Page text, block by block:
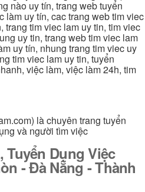
nào uy tín, trang web tuyển
làm uy tín, cac trang web tim viec
trang tim viec lam uy tin, tim viec
uy tin, trang web tim viec lam
uy tín, nhung trang tim viec uy
tim viec lam uy tin, tuyển
việc làm, việc làm 24h, tim
là chuyên trang tuyển
và người tìm việc
Tuyển Dụng Việc
- Đà Nẵng - Thành